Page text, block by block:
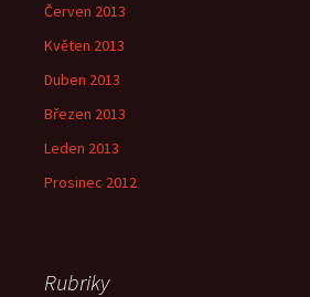
Červen 2013
Květen 2013
Duben 2013
Březen 2013
Leden 2013
Prosinec 2012
Rubriky